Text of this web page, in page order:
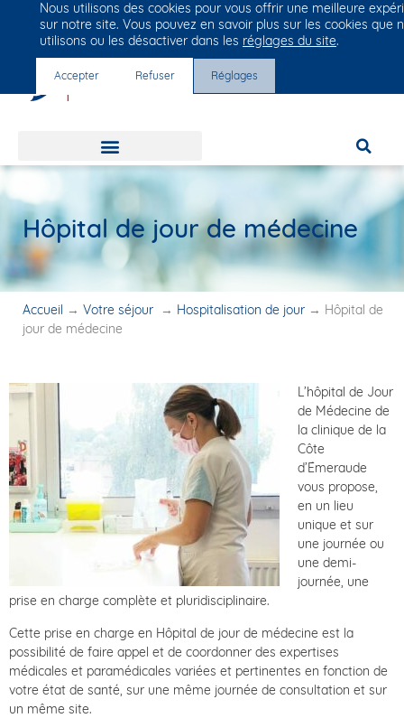
Groupe Vivalto Santé
Entre nous, la vie
Hôpital de jour de médecine
Accueil → Votre séjour → Hospitalisation de jour → Hôpital de
jour de médecine
L’hôpital de Jour
de Médecine de
la clinique de la
Côte
d’Émeraude
vous propose,
en un lieu
unique et sur
une journée ou
une demi-
journée, une
prise en charge complète et pluridisciplinaire.
Cette prise en charge en Hôpital de jour de médecine est la
possibilité de faire appel et de coordonner des expertises
médicales et paramédicales variées et pertinentes en fonction de
votre état de santé, sur une même journée de consultation et sur
un même site.
Nous utilisons des cookies pour vous offrir une meilleure
sur notre site. Vous pouvez en savoir plus sur les cookies que
utilisons ou les désactiver dans les réglages du site.
Accepter Refuser Réglages